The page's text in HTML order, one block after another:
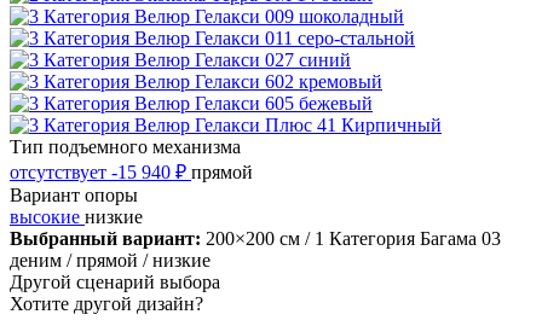
Тип подъемного механизма
отсутствует -15 940 ₽ прямой
Вариант опоры
высокие низкие
Выбранный вариант: 200×200 см / 1 Категория Багама 03
деним / прямой / низкие
Другой сценарий выбора
Хотите другой дизайн?